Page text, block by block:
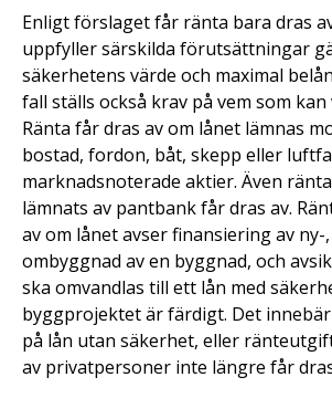
Enligt förslaget får ränta bara dras
uppfyller särskilda förutsättningar
säkerhetens värde och maximal
fall ställs också krav på vem som
Ränta får dras av om lånet lämnas
bostad, fordon, båt, skepp eller
marknadsnoterade aktier. Även
lämnats av pantbank får dras av.
av om lånet avser finansiering av
ombyggnad av en byggnad, och
ska omvandlas till ett lån med
byggprojektet är färdigt. Det
på lån utan säkerhet, eller
av privatpersoner inte längre får